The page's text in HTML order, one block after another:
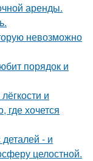
аренды.
невозможно
порядок и
и
где хочется
- и
целостной.